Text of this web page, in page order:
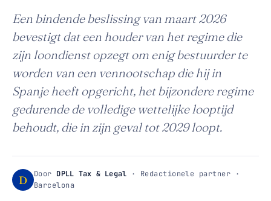
Een bindende beslissing van maart 2026
bevestigt dat een houder van het regime die
zijn loondienst opzegt om enig bestuurder te
worden van een vennootschap die hij in
Spanje heeft opgericht, het bijzondere regime
gedurende de volledige wettelijke looptijd
behoudt, die in zijn geval tot 2029 loopt.
D Door DPLL Tax & Legal · Redactionele partner ·
Barcelona